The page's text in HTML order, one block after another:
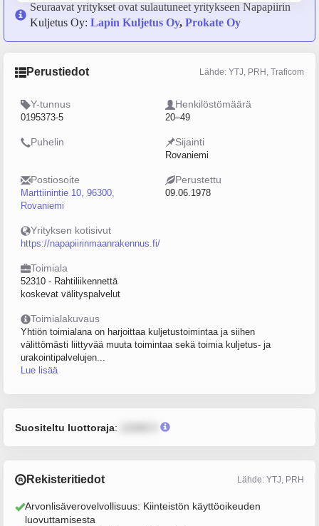
Seuraavat yritykset ovat sulautuneet yritykseen Napapiirin
Kuljetus Oy: Lapin Kuljetus Oy, Prokate Oy
Perustiedot Lähde: YTJ, PRH, Traficom
Y-tunnus
0195373-5
Henkilöstömäärä
20–49
Puhelin Sijainti
Rovaniemi
Postiosoite
Marttiinintie 10, 96300,
Rovaniemi
Perustettu
09.06.1978
Yrityksen kotisivut
https://napapiirinmaanrakennus.fi/
Toimiala
52310 - Rahtiliikennettä
koskevat välityspalvelut
Toimialakuvaus
Yhtiön toimialana on harjoittaa kuljetustoimintaa ja siihen
välittömästi liittyvää muuta toimintaa sekä toimia kuljetus- ja
urakointipalvelujen...
Lue lisää
Suositeltu luottoraja:
Rekisteritiedot Lähde: YTJ, PRH
Arvonlisäverovelvollisuus: Kiinteistön käyttöoikeuden
luovuttamisesta